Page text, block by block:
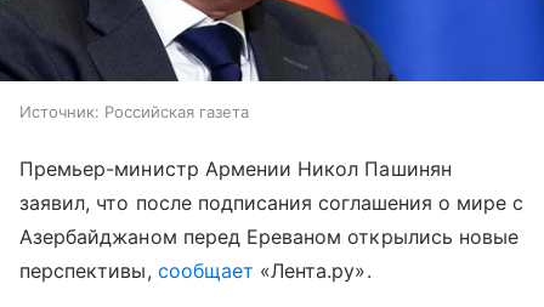
Источник: Российская газета
Премьер-министр Армении Никол Пашинян
заявил, что после подписания соглашения о мире с
Азербайджаном перед Ереваном открылись новые
перспективы, сообщает «Лента.ру».